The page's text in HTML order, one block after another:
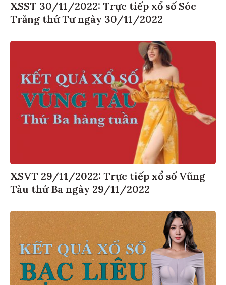
XSST 30/11/2022: Trực tiếp xổ số Sóc
Trăng thứ Tư ngày 30/11/2022
XSVT 29/11/2022: Trực tiếp xổ số Vũng
Tàu thứ Ba ngày 29/11/2022